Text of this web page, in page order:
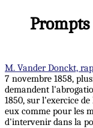
M. Vander Donckt,
7 novembre 1858,
demandent
1850, sur l’exercice
eux comme pour les
d'intervenir dans la